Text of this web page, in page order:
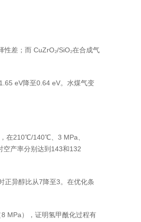
差；而 CuZrO₂/SiO₂在合成气
eV降至0.64 eV。水煤气变
在210℃/140℃、3 MPa、
空产率分别达到143和132
正异醇比从7降至3。在优化条
MPa），证明氢甲酰化过程有